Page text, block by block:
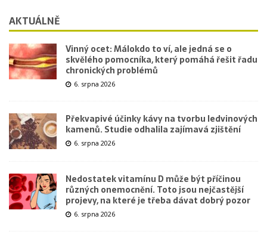
AKTUÁLNĚ
Vinný ocet: Málokdo to ví, ale jedná se o
skvělého pomocníka, který pomáhá řešit řadu
chronických problémů
6. srpna 2026
Překvapivé účinky kávy na tvorbu ledvinových
kamenů. Studie odhalila zajímavá zjištění
6. srpna 2026
Nedostatek vitamínu D může být příčinou
různých onemocnění. Toto jsou nejčastější
projevy, na které je třeba dávat dobrý pozor
6. srpna 2026